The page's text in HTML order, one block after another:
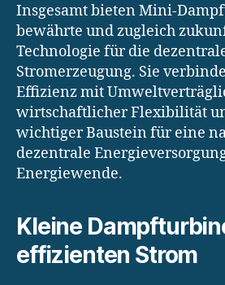
Insgesamt bieten Mini-
bewährte und zugleich
Technologie für die
Stromerzeugung. Sie
Effizienz mit
wirtschaftlicher Flexibilität
wichtiger Baustein für eine
dezentrale
Energiewende.
Kleine
effizienten Strom